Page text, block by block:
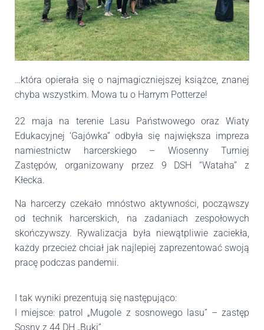
…która opierała się o najmagiczniejszej książce, znanej
chyba wszystkim. Mowa tu o Harrym Potterze!
22 maja na terenie Lasu Państwowego oraz Wiaty
Edukacyjnej ‘Gajówka” odbyła się największa impreza
namiestnictw harcerskiego – Wiosenny Turniej
Zastępów, organizowany przez 9 DSH “Wataha” z
Kłecka.
Na harcerzy czekało mnóstwo aktywności, począwszy
od technik harcerskich, na zadaniach zespołowych
skończywszy. Rywalizacja była niewątpliwie zaciekła,
każdy przecież chciał jak najlepiej zaprezentować swoją
pracę podczas pandemii.
I tak wyniki prezentują się następująco:
I miejsce: patrol „Mugole z sosnowego lasu” – zastęp
Sosny z 44 DH „Buki”